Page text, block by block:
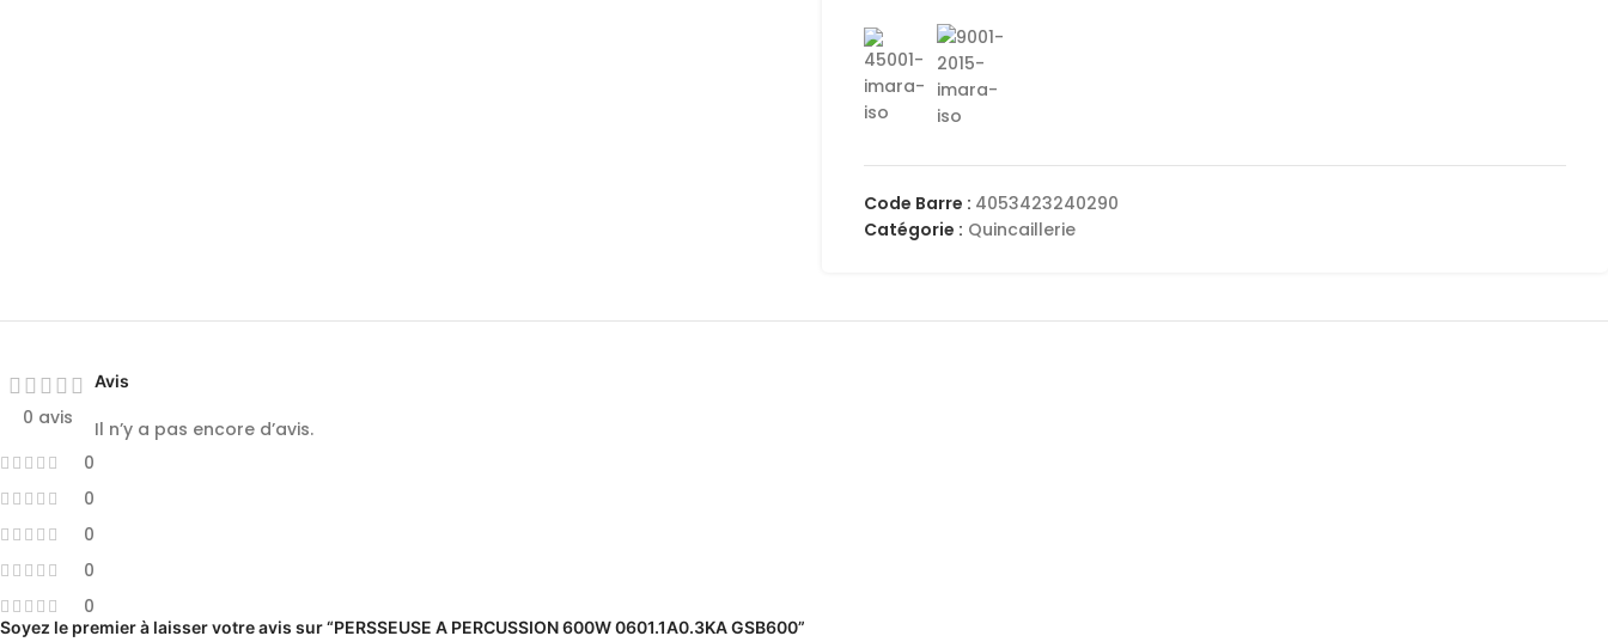
Code Barre : 4053423240290
Catégorie : Quincaillerie
0 avis
0
0
0
0
0
Avis
Il n’y a pas encore d’avis.
Soyez le premier à laisser votre avis sur “PERSSEUSE A PERCUSSION 600W 0601.1A0.3KA GSB600”